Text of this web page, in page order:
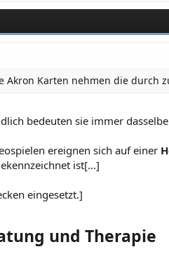
Karten nehmen die durch
bedeuten sie immer
ereignen sich auf einer
ist[...]
eingesetzt.]
und Therapie​